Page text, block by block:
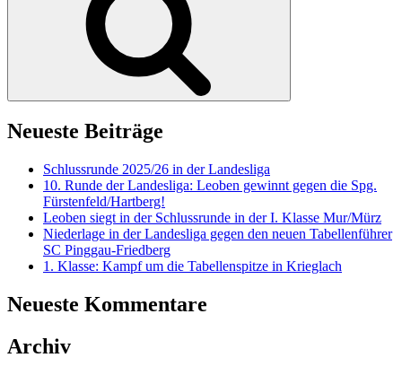
Neueste Beiträge
Schlussrunde 2025/26 in der Landesliga
10. Runde der Landesliga: Leoben gewinnt gegen die Spg.
Fürstenfeld/Hartberg!
Leoben siegt in der Schlussrunde in der I. Klasse Mur/Mürz
Niederlage in der Landesliga gegen den neuen Tabellenführer
SC Pinggau-Friedberg
1. Klasse: Kampf um die Tabellenspitze in Krieglach
Neueste Kommentare
Archiv